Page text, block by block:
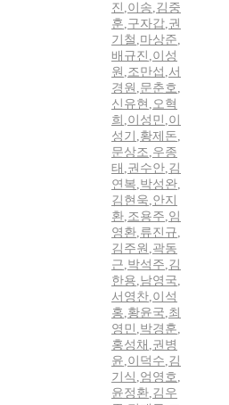
진 ,이송,김중
훈,구자갑,권
기철 ,마상준,
배규진 ,이성
원 ,조만섭 ,서
경원 ,문춘호,
신유현 ,오혁
희 ,이성민 ,이
성기 ,황제돈,
문상조,우종
태 ,권수안,김
연복,박성완,
김현욱,안지
환,조용주,임
영환,류진규,
김주원 ,곽동
근,박석주,김
한용,남영국,
서영찬,이석
홍,황윤국,최
영민 ,박경훈,
홍성채 ,권병
윤,이덕수,김
기식 ,엄영호,
윤정환,김우